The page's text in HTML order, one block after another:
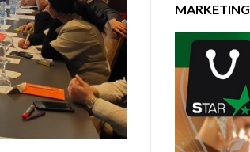
MARKETING